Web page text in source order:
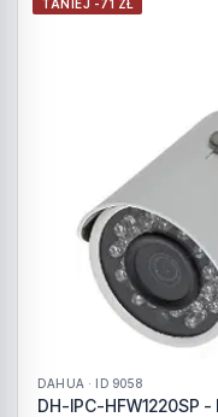
TANIEJ -71 ZŁ
DAHUA · ID 9058
DH-IPC-HFW1220SP